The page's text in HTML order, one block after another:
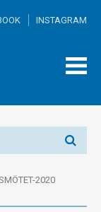
INSTAGRAM
2020